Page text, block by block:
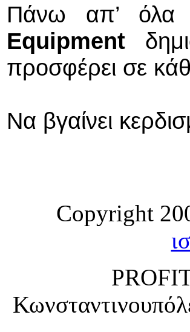
Πάνω απ’
Equipment
προσφέρει σε
Να βγαίνει
Copyright